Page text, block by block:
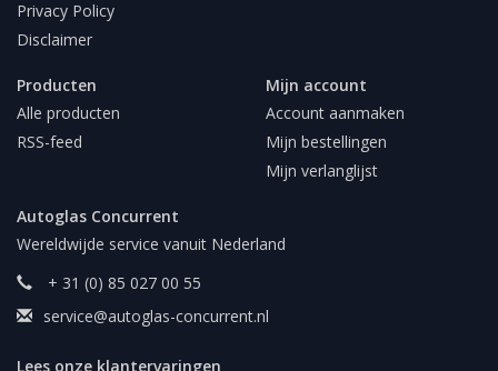
Privacy Policy
Disclaimer
Producten
Alle producten
RSS-feed
Mijn account
Account aanmaken
Mijn bestellingen
Mijn verlanglijst
Autoglas Concurrent
Wereldwijde service vanuit Nederland
+ 31 (0) 85 027 00 55
service@autoglas-concurrent.nl
Lees onze klantervaringen